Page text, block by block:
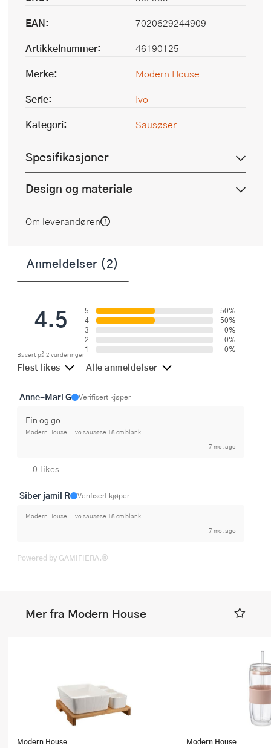
EAN:
7020629244909
Artikkelnummer:
46190125
Merke:
Modern House
Serie:
Ivo
Kategori:
Sausøser
Spesifikasjoner
Design og materiale
Om leverandøren
Anmeldelser (2)
4.5
Basert på 2 vurderinger
5
50%
4
50%
3
0%
2
0%
1
0%
Flest likes Alle anmeldelser
Anne-Mari G Verifisert kjøper
Fin og go
Modern House - Ivo sausøse 18 cm blank
7 mo. ago
0 likes
Siber jamil R Verifisert kjøper
Modern House - Ivo sausøse 18 cm blank
7 mo. ago
Powered by GAMIFIERA.®
Mer fra Modern House
Modern House Modern House